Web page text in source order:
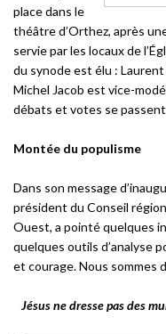
place dans le
théâtre d’Orthez, après
servie par les locaux de
du synode est élu :
Michel Jacob est vice-
débats et votes se
Montée du populisme
Dans son message
président du Conseil
Ouest, a pointé quelques
quelques outils d’analyse
et courage. Nous sommes
Jésus ne dresse pas des